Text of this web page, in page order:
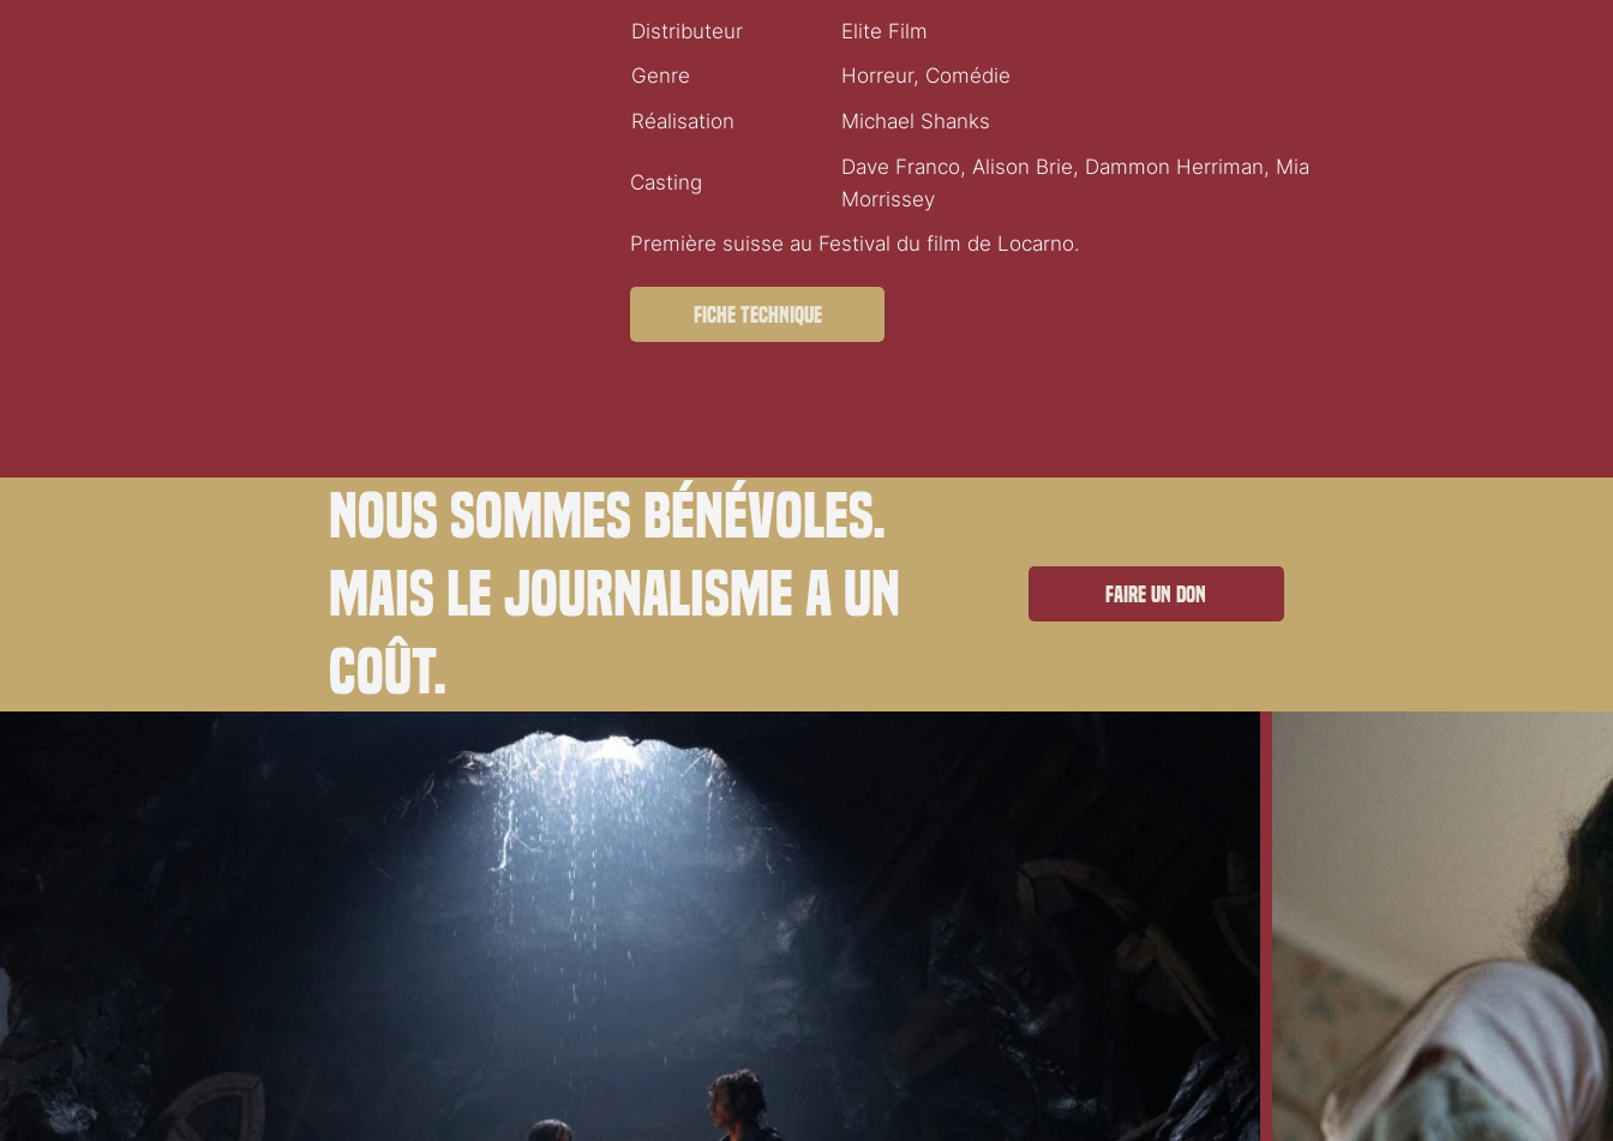
Distributeur
Elite Film
Genre
Horreur, Comédie
Réalisation
Michael Shanks
Casting
Dave Franco, Alison Brie, Dammon Herriman, Mia
Morrissey
Première suisse au Festival du film de Locarno.
Fiche technique
Nous sommes bénévoles.
Mais le journalisme a un
coût.
Faire un don